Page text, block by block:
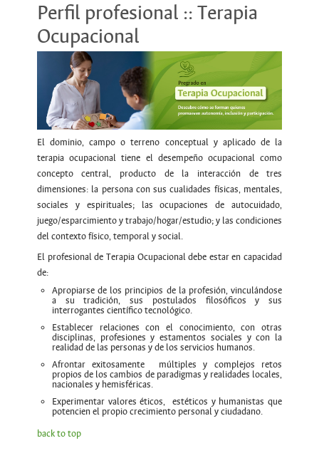
Perfil profesional :: Terapia
Ocupacional
El dominio, campo o terreno conceptual y aplicado de la
terapia ocupacional tiene el desempeño ocupacional como
concepto central, producto de la interacción de tres
dimensiones: la persona con sus cualidades físicas, mentales,
sociales y espirituales; las ocupaciones de autocuidado,
juego/esparcimiento y trabajo/hogar/estudio; y las condiciones
del contexto físico, temporal y social.
El profesional de Terapia Ocupacional debe estar en capacidad
de:
Apropiarse de los principios de la profesión, vinculándose
a su tradición, sus postulados filosóficos y sus
interrogantes científico tecnológico.
Establecer relaciones con el conocimiento, con otras
disciplinas, profesiones y estamentos sociales y con la
realidad de las personas y de los servicios humanos.
Afrontar exitosamente múltiples y complejos retos
propios de los cambios de paradigmas y realidades locales,
nacionales y hemisféricas.
Experimentar valores éticos, estéticos y humanistas que
potencien el propio crecimiento personal y ciudadano.
back to top